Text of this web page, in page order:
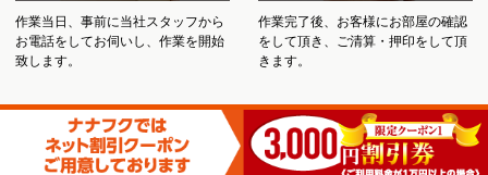
作業当日、事前に当社スタッフから
お電話をしてお伺いし、作業を開始
致します。
作業完了後、お客様にお部屋の確認
をして頂き、ご清算・押印をして頂
きます。